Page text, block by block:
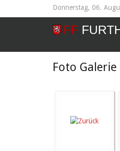
Donnerstag, 06.
Foto